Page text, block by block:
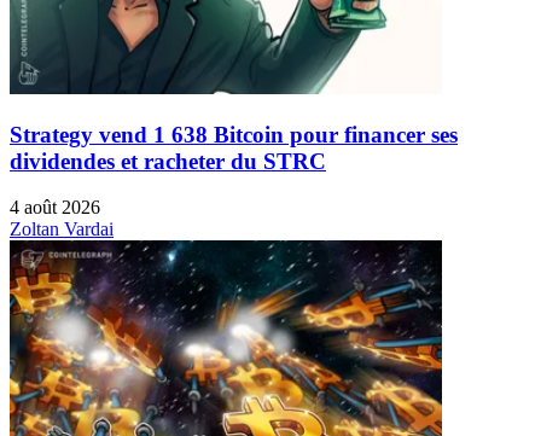
Strategy vend 1 638 Bitcoin pour financer ses
dividendes et racheter du STRC
4 août 2026
Zoltan Vardai